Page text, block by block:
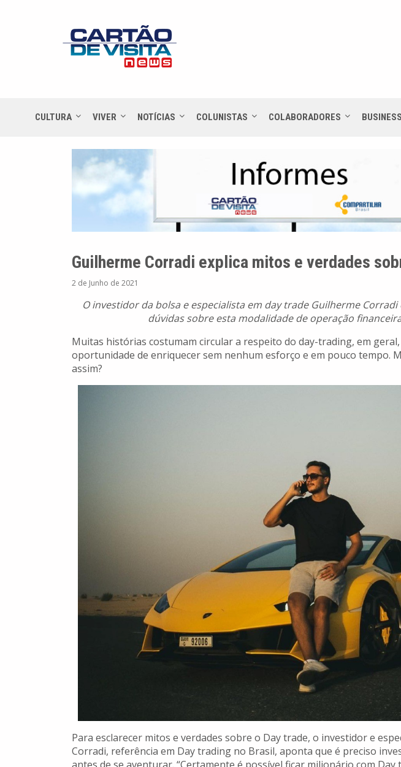
CULTURA VIVER NOTÍCIAS COLUNISTAS COLABORADORES BUSINESS
Guilherme Corradi explica mitos e verdades
2 de Junho de 2021
O investidor da bolsa e especialista em day trade Guilherme Corradi
dúvidas sobre esta modalidade de operação
Muitas histórias costumam circular a respeito do day-trading, em
oportunidade de enriquecer sem nenhum esforço e em pouco tempo.
assim?
Para esclarecer mitos e verdades sobre o Day trade, o investidor e
Corradi, referência em Day trading no Brasil, aponta que é preciso